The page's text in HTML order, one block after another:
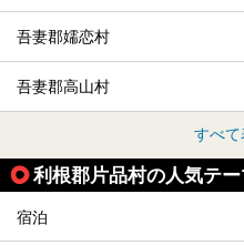
吾妻郡嬬恋村
吾妻郡高山村
すべて
利根郡片品村の人気テ
宿泊